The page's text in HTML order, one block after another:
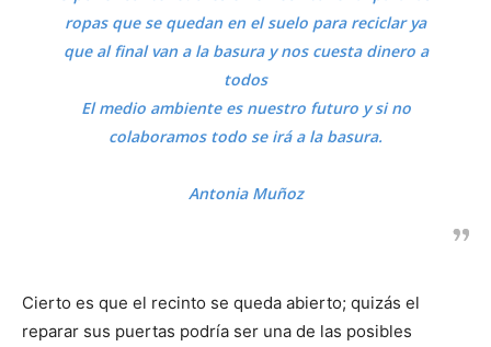
ropas que se quedan en el suelo para reciclar ya
que al final van a la basura y nos cuesta dinero a
todos
El medio ambiente es nuestro futuro y si no
colaboramos todo se irá a la basura.
Antonia Muñoz
Cierto es que el recinto se queda abierto; quizás el
reparar sus puertas podría ser una de las posibles